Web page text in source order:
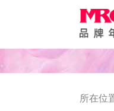
所在位